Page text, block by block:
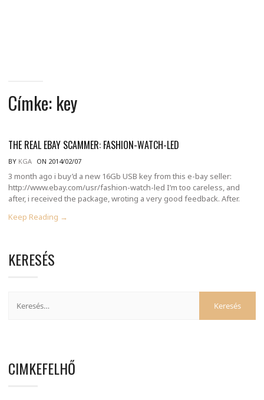
Címke: key
THE REAL EBAY SCAMMER: FASHION-WATCH-LED
BY KGA ON 2014/02/07
3 month ago i buy’d a new 16Gb USB key from this e-bay seller:
http://www.ebay.com/usr/fashion-watch-led I’m too careless, and
after, i received the package, wroting a very good feedback. After.
Keep Reading →
KERESÉS
CIMKEFELHŐ